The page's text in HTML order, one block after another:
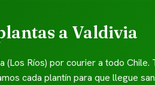
a Valdivia
(Los Ríos) por courier a todo
cada plantín para que llegue